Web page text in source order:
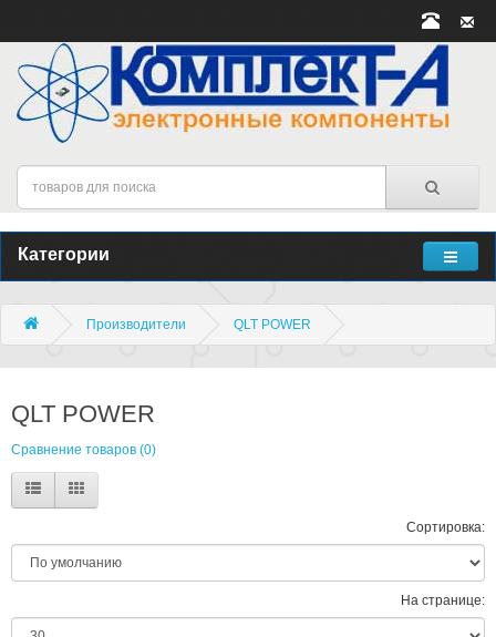
Категории
Производители QLT POWER
QLT POWER
Сравнение товаров (0)
Сортировка:
На странице: